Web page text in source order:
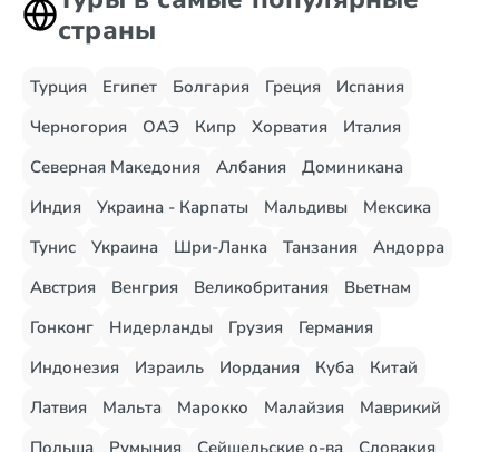
страны
Турция Египет Болгария Греция
Испания
Черногория
ОАЭ Кипр Хорватия
Италия
Северная Македония
Албания
Доминикана
Индия
Украина - Карпаты Мальдивы
Мексика
Тунис
Украина Шри-Ланка Танзания
Андорра
Австрия
Венгрия Великобритания
Вьетнам
Гонконг
Нидерланды Грузия
Германия
Индонезия
Израиль Иордания Куба
Китай
Латвия
Мальта Марокко Малайзия
Маврикий
Польша
Румыния Сейшельские о-ва Словакия